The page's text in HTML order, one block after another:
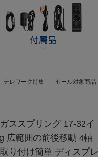
テレワーク特集 セール対象商品
ススプリング 17-32イ
広範囲の前後移動 4軸
り付け簡単 ディスプレ